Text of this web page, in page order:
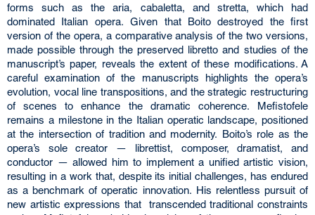
forms such as the aria, cabaletta, and stretta, which had
dominated Italian opera. Given that Boito destroyed the first
version of the opera, a comparative analysis of the two versions,
made possible through the preserved libretto and studies of the
manuscript’s paper, reveals the extent of these modifications. A
careful examination of the manuscripts highlights the opera’s
evolution, vocal line transpositions, and the strategic restructuring
of scenes to enhance the dramatic coherence. Mefistofele
remains a milestone in the Italian operatic landscape, positioned
at the intersection of tradition and modernity. Boito’s role as the
opera’s sole creator — librettist, composer, dramatist, and
conductor — allowed him to implement a unified artistic vision,
resulting in a work that, despite its initial challenges, has endured
as a benchmark of operatic innovation. His relentless pursuit of
new artistic expressions that transcended traditional constraints